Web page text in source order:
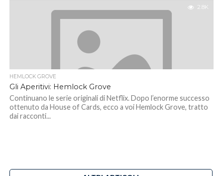
2.8K
HEMLOCK GROVE
Gli Aperitivi: Hemlock Grove
Continuano le serie originali di Netflix. Dopo l’enorme successo
ottenuto da House of Cards, ecco a voi Hemlock Grove, tratto
dai racconti...